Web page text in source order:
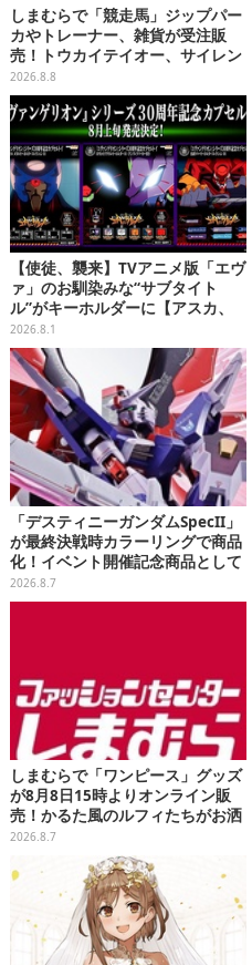
しまむらで「競走馬」ジップパー
カやトレーナー、雑貨が受注販
売！トウカイテイオー、サイレン
ススズカなど名馬をデザイン
2026.8.8
【使徒、襲来】TVアニメ版「エヴ
ァ」のお馴染みな“サブタイト
ル”がキーホルダーに【アスカ、
来日】
2026.8.1
「デスティニーガンダムSpecII」
が最終決戦時カラーリングで商品
化！イベント開催記念商品として
METAL ROBOT魂に新登場
2026.8.7
しまむらで「ワンピース」グッズ
が8月8日15時よりオンライン販
売！かるた風のルフィたちがお洒
落なバッグや、チョッパーが可愛
2026.8.7